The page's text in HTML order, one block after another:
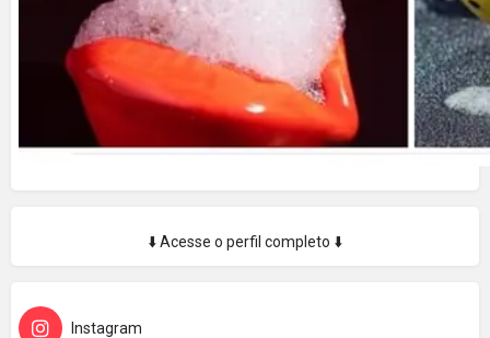
⬇️ Acesse o perfil completo ⬇️
Instagram